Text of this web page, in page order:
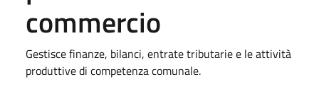
commercio
Gestisce finanze, bilanci, entrate tributarie e le attività
produttive di competenza comunale.